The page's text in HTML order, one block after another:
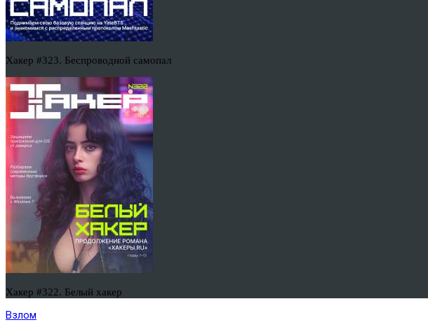
Хакер #323. Беспроводной самопал
Хакер #322. Белый хакер
Взлом